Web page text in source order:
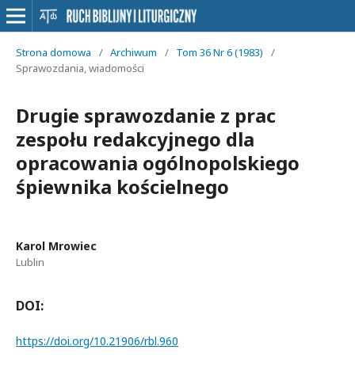
Strona domowa / Archiwum / Tom 36 Nr 6 (1983)
/
Sprawozdania, wiadomości
Drugie sprawozdanie z prac
zespołu redakcyjnego dla
opracowania ogólnopolskiego
śpiewnika kościelnego
Karol Mrowiec
Lublin
DOI:
https://doi.org/10.21906/rbl.960